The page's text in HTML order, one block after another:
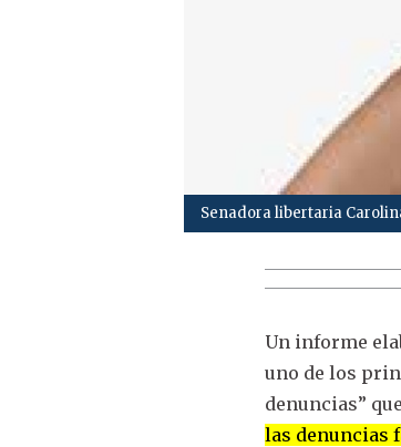
Senadora libertaria
Un informe
uno de los
denuncias”
las denuncias